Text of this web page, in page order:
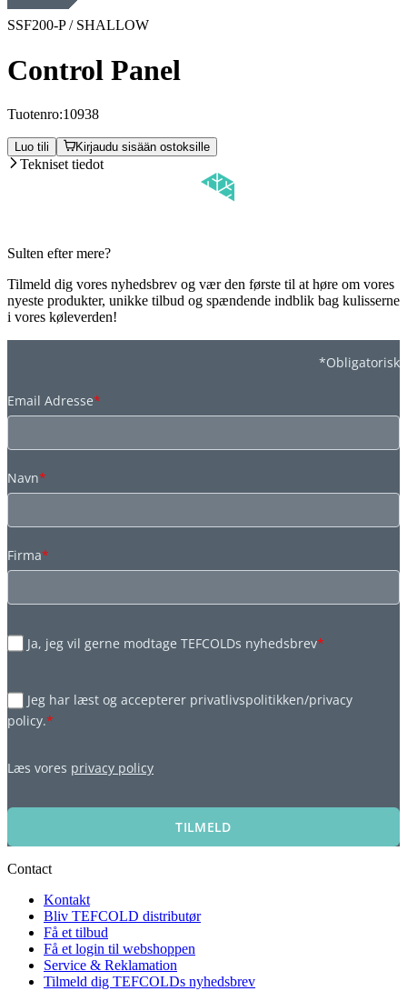
SSF200-P / SHALLOW
Control Panel
Tuotenro:10938
Luo tili Kirjaudu sisään ostoksille
Tekniset tiedot
Sulten efter mere?
Tilmeld dig vores nyhedsbrev og vær den første til at høre om vores
nyeste produkter, unikke tilbud og spændende indblik bag kulisserne
i vores køleverden!
*Obligatorisk
Email Adresse*
Navn*
Firma*
Ja, jeg vil gerne modtage TEFCOLDs nyhedsbrev*
Jeg har læst og accepterer privatlivspolitikken/privacy
policy.*
Læs vores privacy policy
TILMELD
Contact
Kontakt
Bliv TEFCOLD distributør
Få et tilbud
Få et login til webshoppen
Service & Reklamation
Tilmeld dig TEFCOLDs nyhedsbrev